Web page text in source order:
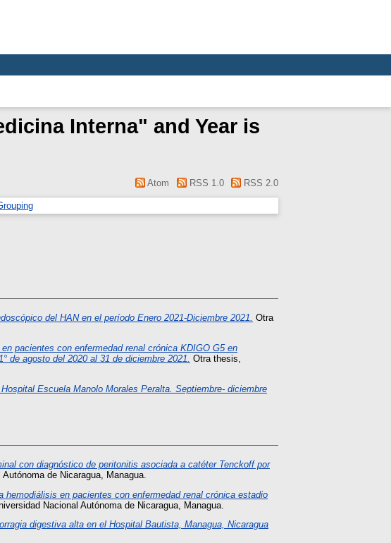
Interna" and Year is
Atom RSS 1.0 RSS 2.0
del HAN en el período Enero 2021-Diciembre 2021. Otra
pacientes con enfermedad renal crónica KDIGO G5 en
de agosto del 2020 al 31 de diciembre 2021. Otra thesis,
Escuela Manolo Morales Peralta. Septiembre- diciembre
con diagnóstico de peritonitis asociada a catéter Tenckoff por
de Nicaragua, Managua.
en pacientes con enfermedad renal crónica estadio
Nacional Autónoma de Nicaragua, Managua.
digestiva alta en el Hospital Bautista, Managua, Nicaragua